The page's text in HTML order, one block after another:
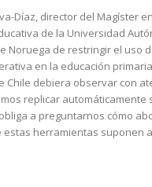
Díaz, director del Magíster
de la Universidad
Noruega de restringir el uso
en la educación
Chile debiera observar con
replicar automáticamente
a preguntarnos cómo
estas herramientas suponen